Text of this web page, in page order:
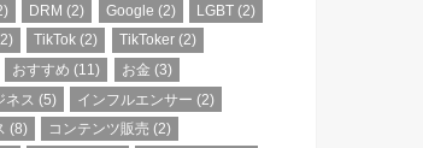
DRM (2) Google (2) LGBT(2)
TikTok (2) TikToker(2)
おすすめ (11) お金 (3)
ネス (5) インフルエンサー (2)
(8) コンテンツ販売 (2)